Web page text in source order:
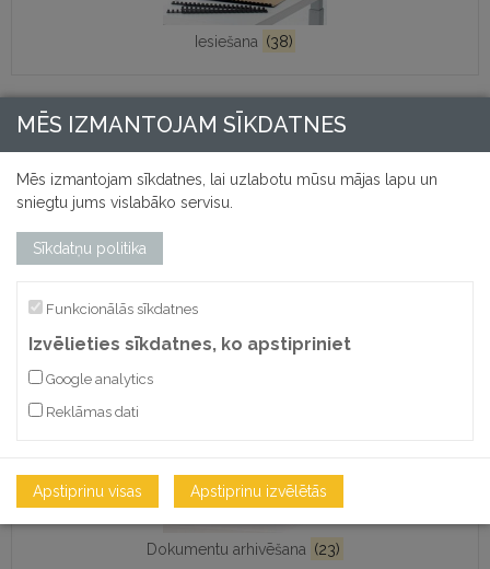
Iesiešana (38)
Dokumentu arhivēšana (23)
MĒS IZMANTOJAM SĪKDATNES
Mēs izmantojam sīkdatnes, lai uzlabotu mūsu mājas lapu un
sniegtu jums vislabāko servisu.
Sīkdatņu politika
Funkcionālās sīkdatnes
Izvēlieties sīkdatnes, ko apstipriniet
Google analytics
Reklāmas dati
Apstiprinu visas Apstiprinu izvēlētās